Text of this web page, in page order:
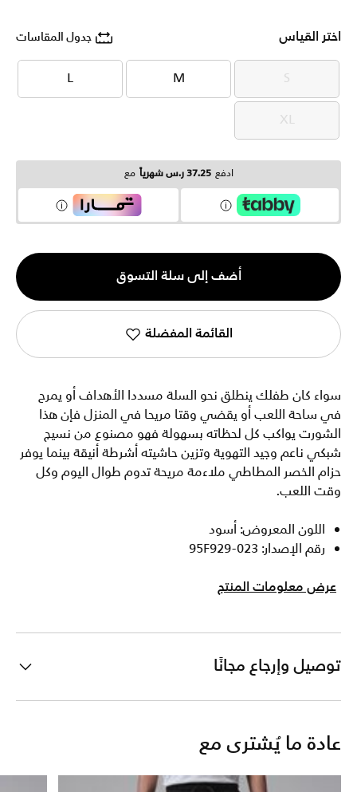
اختر القياس جدول المقاسات
S
S
M
M
L
L
XL
XL
ادفع 37.25 ر.س شهرياً مع
الكمية
1
أضف إلى سلة التسوق
القائمة المفضلة
سواء كان طفلك ينطلق نحو السلة مسددا الأهداف أو يمرح
في ساحة اللعب أو يقضي وقتا مريحا في المنزل فإن هذا
الشورت يواكب كل لحظاته بسهولة فهو مصنوع من نسيج
شبكي ناعم وجيد التهوية وتزين حاشيته أشرطة أنيقة بينما يوفر
حزام الخصر المطاطي ملاءمة مريحة تدوم طوال اليوم وكل
وقت اللعب.
اللون المعروض: أسود
رقم الإصدار: 95F929-023
عرض معلومات المنتج
توصيل وإرجاع مجانًا
عادة ما يُشترى مع